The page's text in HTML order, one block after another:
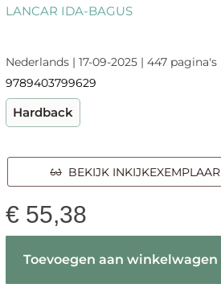
LANCAR IDA-BAGUS
Nederlands | 17-09-2025 | 447 pagina's
9789403799629
Hardback
BEKIJK INKIJKEXEMPLAAR
€ 55,38
Toevoegen aan winkelwagen